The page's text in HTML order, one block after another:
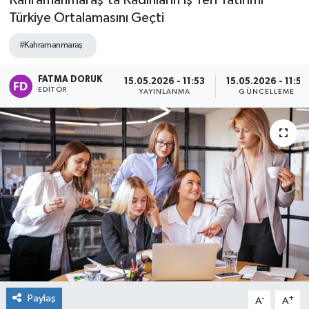
Türkiye Ortalamasını Geçti
#Kahramanmaraş
FATMA DORUK
EDITÖR
15.05.2026 - 11:53
YAYINLANMA
15.05.2026 - 11:53
GÜNCELLEME
Paylaş A- A+